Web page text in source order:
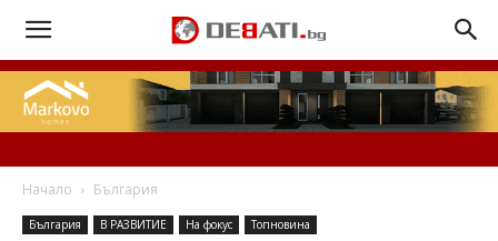
Начало България
България В РАЗВИТИЕ На фокус Топновина